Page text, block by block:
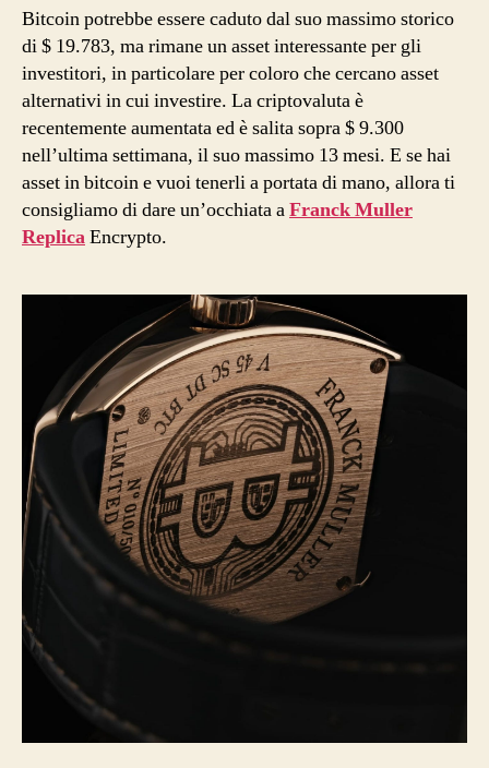
Bitcoin potrebbe essere caduto dal suo massimo storico
di $ 19.783, ma rimane un asset interessante per gli
investitori, in particolare per coloro che cercano asset
alternativi in cui investire. La criptovaluta è
recentemente aumentata ed è salita sopra $ 9.300
nell’ultima settimana, il suo massimo 13 mesi. E se hai
asset in bitcoin e vuoi tenerli a portata di mano, allora ti
consigliamo di dare un’occhiata aFranck Muller
ReplicaEncrypto.